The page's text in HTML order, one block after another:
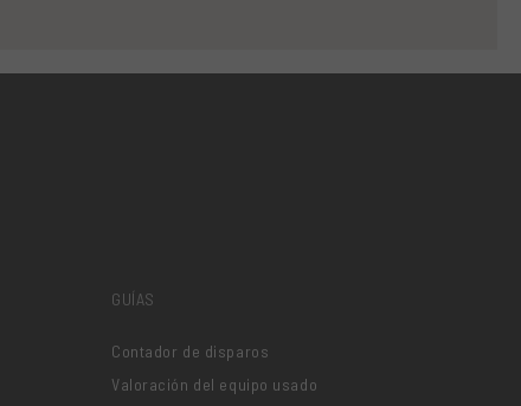
GUÍAS
Contador de disparos
Valoración del equipo usado